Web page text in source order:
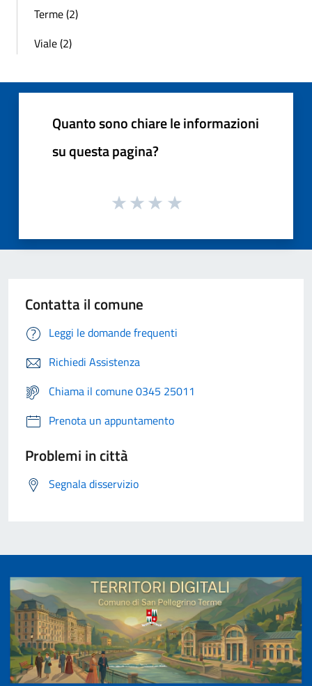
Terme (2)
Viale (2)
Quanto sono chiare le informazioni
su questa pagina?
Contatta il comune
Leggi le domande frequenti
Richiedi Assistenza
Chiama il comune 0345 25011
Prenota un appuntamento
Problemi in città
Segnala disservizio